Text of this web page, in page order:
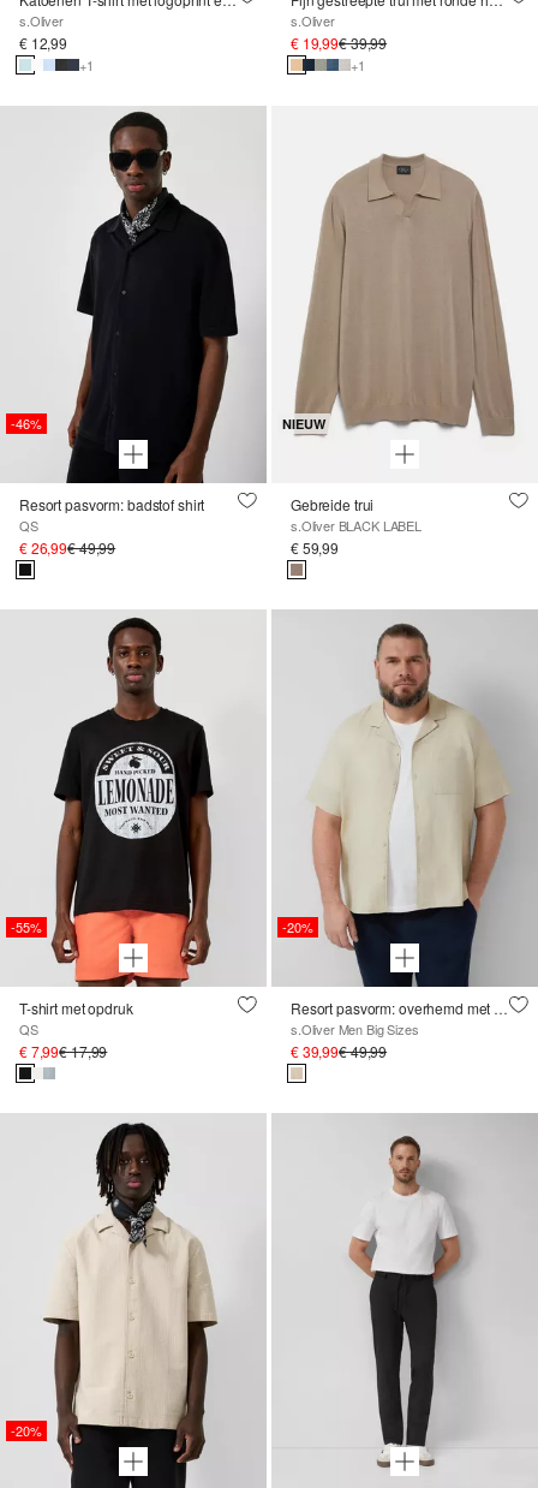
s.Oliver
€ 12,99
+1
s.Oliver
€ 19,99€ 39,99
+1
-46%
Resort pasvorm: badstof shirt
QS
€ 26,99€ 49,99
NIEUW
Gebreide trui
s.Oliver BLACK LABEL
€ 59,99
-55%
T-shirt met opdruk
QS
€ 7,99€ 17,99
-20%
Resort pasvorm: overhemd met korte mouwen van linnenmix
s.Oliver Men Big Sizes
€ 39,99€ 49,99
-20%